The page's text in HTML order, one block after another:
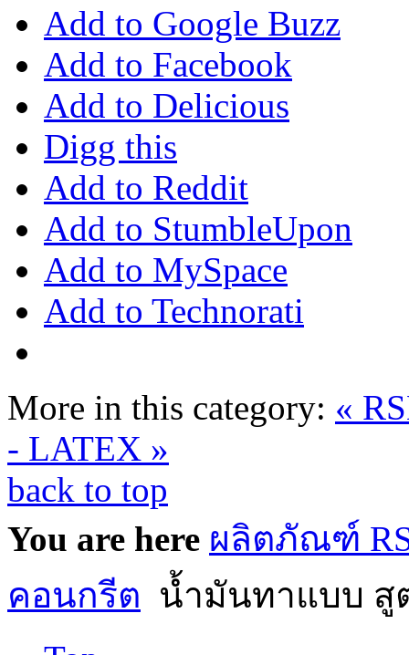
Add to Google Buzz
Add to Facebook
Add to Delicious
Digg this
Add to Reddit
Add to StumbleUpon
Add to MySpace
Add to Technorati
More in this category: «
- LATEX »
back to top
You are here ผลิตภัณฑ์
คอนกรีต น้ำมันทาแบบ สู